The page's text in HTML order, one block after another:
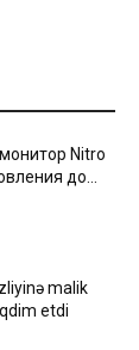
Nitro
до
malik
etdi